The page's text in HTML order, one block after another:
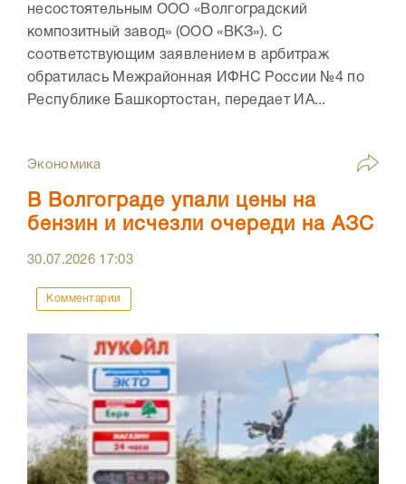
несостоятельным ООО «Волгоградский
композитный завод» (ООО «ВКЗ»). С
соответствующим заявлением в арбитраж
обратилась Межрайонная ИФНС России №4 по
Республике Башкортостан, передает ИА...
Экономика
В Волгограде упали цены на
бензин и исчезли очереди на АЗС
30.07.2026 17:03
Комментарии